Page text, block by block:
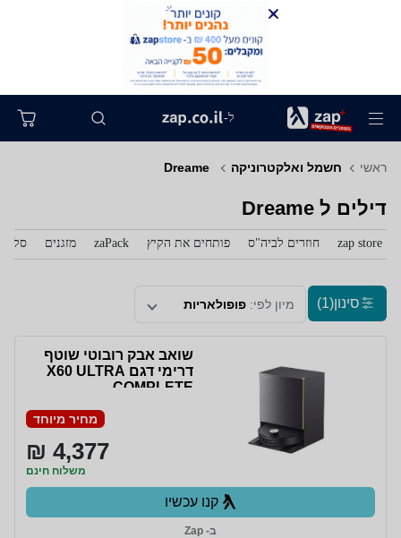
ל-
ראשי חשמל ואלקטרוניקה
דילים ל‏ Dreame
zap store חוזרים לביה"ס פותחים את הקיץ zaPack מזגנים
סינון(1) מיון לפי: פופולאריות
שואב אבק רובוטי שוטף
דרימי דגם X60 ULTRA
COMPLETE
מחיר מיוחד
4,377 ₪
משלוח חינם
קנו עכשיו
ב- Zap